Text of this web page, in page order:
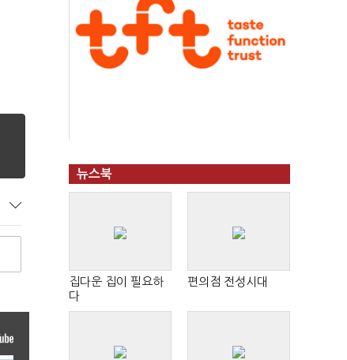
뉴스북
집다운 집이 필요하
다
편의점 전성시대